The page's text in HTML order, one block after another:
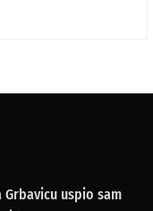
uspio sam